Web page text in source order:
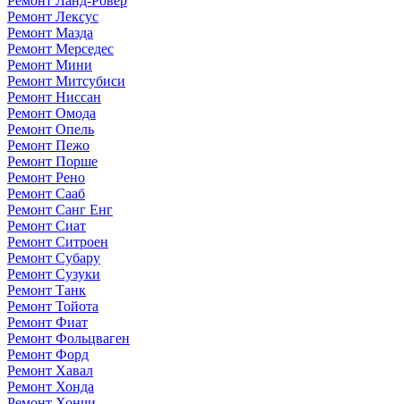
Ремонт Лексус
Ремонт Мазда
Ремонт Мерседес
Ремонт Мини
Ремонт Митсубиси
Ремонт Ниссан
Ремонт Омода
Ремонт Опель
Ремонт Пежо
Ремонт Порше
Ремонт Рено
Ремонт Сааб
Ремонт Санг Енг
Ремонт Сиат
Ремонт Ситроен
Ремонт Субару
Ремонт Сузуки
Ремонт Танк
Ремонт Тойота
Ремонт Фиат
Ремонт Фольцваген
Ремонт Форд
Ремонт Хавал
Ремонт Хонда